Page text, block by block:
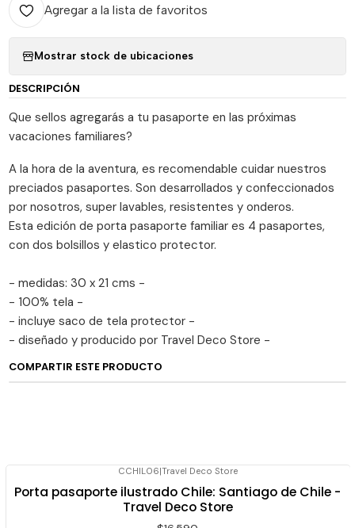
Agregar a la lista de favoritos
Mostrar stock de ubicaciones
DESCRIPCIÓN
Que sellos agregarás a tu pasaporte en las próximas
vacaciones familiares?
A la hora de la aventura, es recomendable cuidar nuestros
preciados pasaportes. Son desarrollados y confeccionados
por nosotros, super lavables, resistentes y onderos.
Esta edición de porta pasaporte familiar es 4 pasaportes,
con dos bolsillos y elastico protector.
- medidas: 30 x 21 cms -
- 100% tela -
- incluye saco de tela protector -
- diseñado y producido por Travel Deco Store -
COMPARTIR ESTE PRODUCTO
CCHIL06|Travel Deco Store
Porta pasaporte ilustrado Chile: Santiago de Chile -
Travel Deco Store